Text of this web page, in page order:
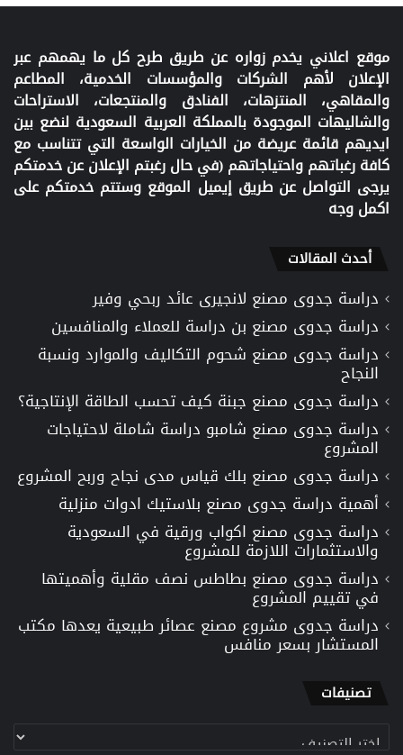
موقع اعلاني يخدم زواره عن طريق طرح كل ما يهمهم عبر
الإعلان لأهم الشركات والمؤسسات الخدمية، المطاعم
والمقاهي، المنتزهات، الفنادق والمنتجعات، الاستراحات
والشاليهات الموجودة بالمملكة العربية السعودية لنضع بين
ايديهم قائمة عريضة من الخيارات الواسعة التي تتناسب مع
كافة رغباتهم واحتياجاتهم (في حال رغبتم الإعلان عن خدمتكم
يرجى التواصل عن طريق إيميل الموقع وستتم خدمتكم على
اكمل وجه
أحدث المقالات
دراسة جدوى مصنع لانجيرى عائد ربحي وفير
دراسة جدوى مصنع بن دراسة للعملاء والمنافسين
دراسة جدوى مصنع شحوم التكاليف والموارد ونسبة
النجاح
دراسة جدوى مصنع جبنة كيف تحسب الطاقة الإنتاجية؟
دراسة جدوى مصنع شامبو دراسة شاملة لاحتياجات
المشروع
دراسة جدوى مصنع بلك قياس مدى نجاح وربح المشروع
أهمية دراسة جدوى مصنع بلاستيك ادوات منزلية
دراسة جدوى مصنع اكواب ورقية في السعودية
والاستثمارات اللازمة للمشروع
دراسة جدوى مصنع بطاطس نصف مقلية وأهميتها
في تقييم المشروع
دراسة جدوى مشروع مصنع عصائر طبيعية يعدها مكتب
المستشار بسعر منافس
تصنيفات
تصنيفات